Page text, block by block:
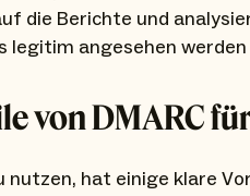
die Berichte und
legitim angesehen
von DMARC
nutzen, hat einige klare